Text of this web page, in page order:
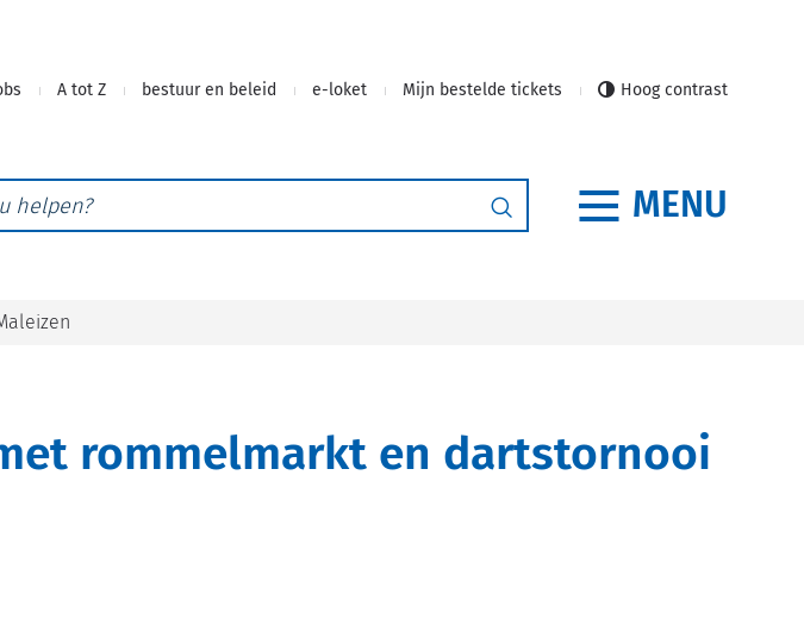
inhoudA tot Z bestuur en beleid e-loket Mijn bestelde tickets Hoog contrast
Zoeken MENU
rommelmarkt en dartstornooi